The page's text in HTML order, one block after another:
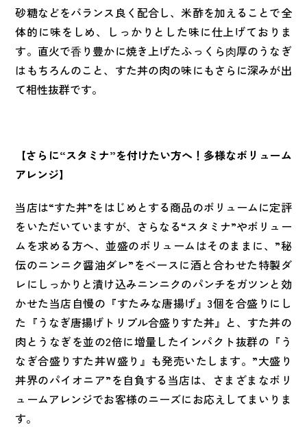
砂糖などをバランス良く配合し、米酢を加えることで全
体的に味をしめ、しっかりとした味に仕上げておりま
す。直火で⾹り豊かに焼き上げたふっくら⾁厚のうなぎ
はもちろんのこと、すた丼の肉の味にもさらに深みが出
て相性抜群です。
【さらに“スタミナ”を付けたい方へ！多様なボリューム
アレンジ】
当店は“すた丼”をはじめとする商品のボリュームに定評
をいただいていますが、さらなる“スタミナ”やボリュー
ムを求める方へ、並盛のボリュームはそのままに、”秘
伝のニンニク醤油ダレ”をベースに酒と合わせた特製ダ
レにしっかりと漬け込みニンニクのパンチをガツンと効
かせた当店自慢の『すたみな唐揚げ』3個を合盛りにし
た『うなぎ唐揚げトリプル合盛りすた丼』と、すた丼の
肉とうなぎを並の2倍に増量したインパクト抜群の『う
なぎ合盛りすた丼Ｗ盛り』も発売いたします。”大盛り
丼界のパイオニア”を自負する当店は、さまざまなボリ
ュームアレンジでお客様のニーズにお応えしてまいりま
す。